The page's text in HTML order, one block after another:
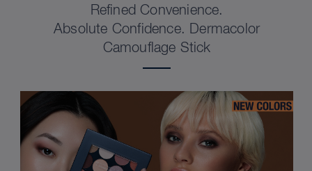
Refined Convenience.
Absolute Confidence. Dermacolor
Camouflage Stick